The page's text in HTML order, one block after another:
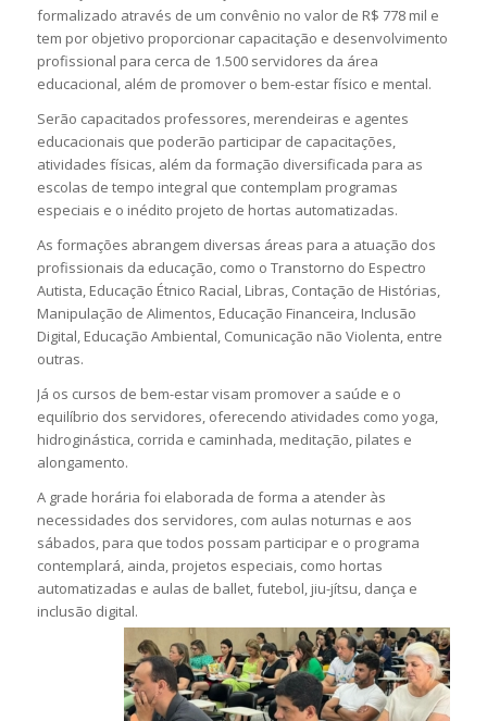
formalizado através de um convênio no valor de R$ 778 mil e
tem por objetivo proporcionar capacitação e desenvolvimento
profissional para cerca de 1.500 servidores da área
educacional, além de promover o bem-estar físico e mental.
Serão capacitados professores, merendeiras e agentes
educacionais que poderão participar de capacitações,
atividades físicas, além da formação diversificada para as
escolas de tempo integral que contemplam programas
especiais e o inédito projeto de hortas automatizadas.
As formações abrangem diversas áreas para a atuação dos
profissionais da educação, como o Transtorno do Espectro
Autista, Educação Étnico Racial, Libras, Contação de Histórias,
Manipulação de Alimentos, Educação Financeira, Inclusão
Digital, Educação Ambiental, Comunicação não Violenta, entre
outras.
Já os cursos de bem-estar visam promover a saúde e o
equilíbrio dos servidores, oferecendo atividades como yoga,
hidroginástica, corrida e caminhada, meditação, pilates e
alongamento.
A grade horária foi elaborada de forma a atender às
necessidades dos servidores, com aulas noturnas e aos
sábados, para que todos possam participar e o programa
contemplará, ainda, projetos especiais, como hortas
automatizadas e aulas de ballet, futebol, jiu-jítsu, dança e
inclusão digital.